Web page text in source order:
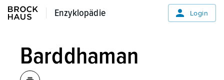
Enzyklopädie
Enzyklopädie Login
Barddhaman